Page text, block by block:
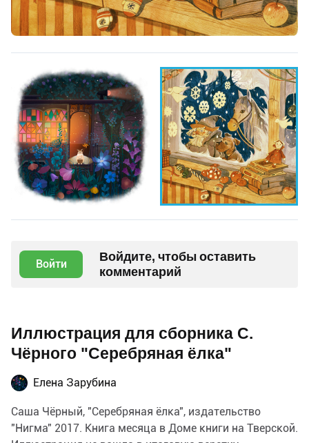
Войти
Войдите, чтобы оставить
комментарий
Иллюстрация для сборника С.
Чёрного "Серебряная ёлка"
Елена Зарубина
Саша Чёрный, "Серебряная ёлка", издательство
"Нигма" 2017. Книга месяца в Доме книги на Тверской.